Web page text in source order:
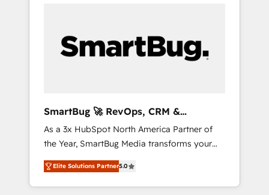
PMOとして主導。「設定の代行ではなく、設計
の責任」を引き受け、部門横断の統合・浸透・
Hubで一体提供。 ▸ 既存CRM・MAからの移行
支援：Salesforce・Marketo・Pardot等からの
移行、カスタム設計、履歴データ移行と活用設
計まで。 ▸ AEO対応：ChatGPT・Perplexity等
のAI検索からの流入・引用を前提にコンテンツ
and Story to stop "accelerating a mess." ⚙️
Elite Engineering & AI Scalable Architecture:
agents, and high-integrity migrations for total
reporting clarity. Security & Compliance: SOC
2 Type I and HIPAA attested for enterprise-
grade data security. 🏆 Why Bluleadz? GTM
OS Partner | 16+ Years Experience | 1,000+
Five-Star Reviews
SmartBug 🚀 RevOps, CRM &
Integration Experts
As a 3x HubSpot North America Partner of
the Year, SmartBug Media transforms your
customer lifecycle into a revenue engine. Our
unified ecosystem includes specialized
divisions Globalia (AI & Software) and Point
Elite Solutions Partner5.0